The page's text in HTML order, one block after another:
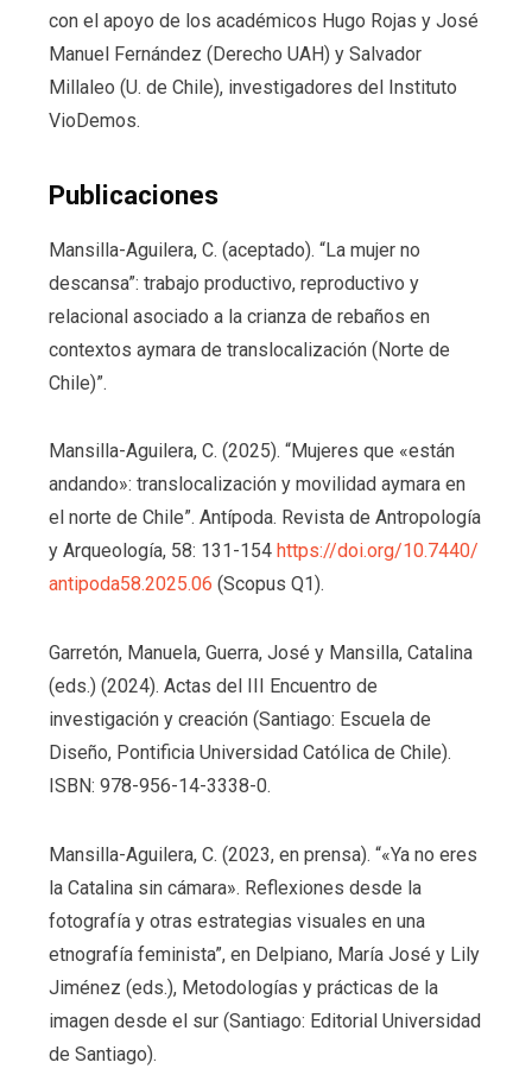
con el apoyo de los académicos Hugo Rojas y José
Manuel Fernández (Derecho UAH) y Salvador
Millaleo (U. de Chile), investigadores del Instituto
VioDemos.
Publicaciones
Mansilla-Aguilera, C. (aceptado). “La mujer no
descansa”: trabajo productivo, reproductivo y
relacional asociado a la crianza de rebaños en
contextos aymara de translocalización (Norte de
Chile)”.
Mansilla-Aguilera, C. (2025). “Mujeres que «están
andando»: translocalización y movilidad aymara en
el norte de Chile”. Antípoda. Revista de Antropología
y Arqueología, 58: 131-154 https://doi.org/10.7440/
antipoda58.2025.06 (Scopus Q1).
Garretón, Manuela, Guerra, José y Mansilla, Catalina
(eds.) (2024). Actas del III Encuentro de
investigación y creación (Santiago: Escuela de
Diseño, Pontificia Universidad Católica de Chile).
ISBN: 978-956-14-3338-0.
Mansilla-Aguilera, C. (2023, en prensa). “«Ya no eres
la Catalina sin cámara». Reflexiones desde la
fotografía y otras estrategias visuales en una
etnografía feminista”, en Delpiano, María José y Lily
Jiménez (eds.), Metodologías y prácticas de la
imagen desde el sur (Santiago: Editorial Universidad
de Santiago).